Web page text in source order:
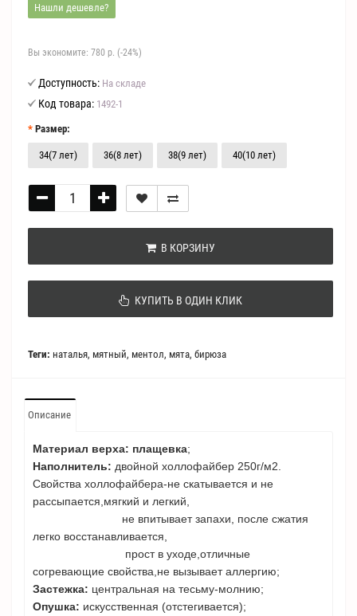
Нашли дешевле?
Вы экономите: 780 р. (-24%)
Доступность: На складе
Код товара: 1492-1
Размер:
34(7 лет) 36(8 лет) 38(9 лет) 40(10 лет)
В КОРЗИНУ
КУПИТЬ В ОДИН КЛИК
Теги: наталья, мятный, ментол, мята, бирюза
Описание
Материал верха: плащевка;
Наполнитель: двойной холлофайбер 250г/м2.
Свойства холлофайбера-не скатывается и не
рассыпается,мягкий и легкий,
не впитывает запахи, после сжатия
легко восстанавливается,
прост в уходе,отличные
согревающие свойства,не вызывает аллергию;
Застежка: центральная на тесьму-молнию;
Опушка: искусственная (отстегивается);